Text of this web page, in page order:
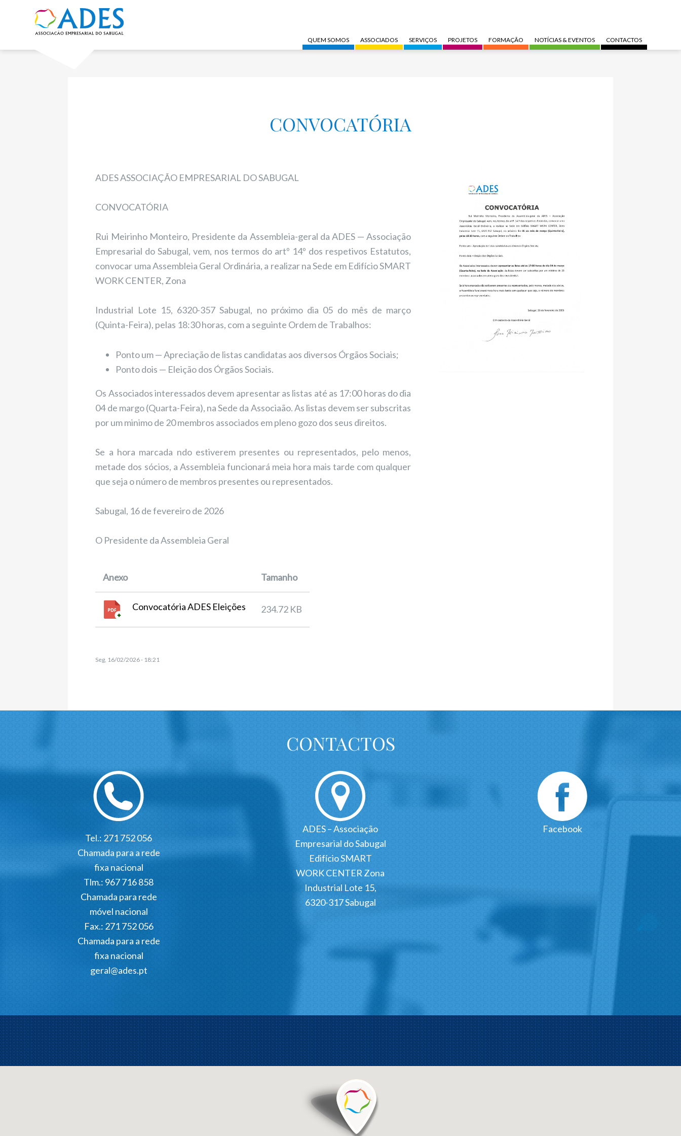
Navigation
QUEM SOMOS ASSOCIADOS SERVIÇOS PROJETOS FORMAÇÃO NOTÍCIAS & EVENTOS CONTACTOS
CONVOCATÓRIA
ADES ASSOCIAÇÃO EMPRESARIAL DO SABUGAL
CONVOCATÓRIA
Rui Meirinho Monteiro, Presidente da Assembleia-geral da ADES — Associação
Empresarial do Sabugal, vem, nos termos do artº 14º dos respetivos Estatutos,
convocar uma Assembleia Geral Ordinária, a realizar na Sede em Edifício SMART
WORK CENTER, Zona
Industrial Lote 15, 6320-357 Sabugal, no próximo dia 05 do mês de março
(Quinta-Feira), pelas 18:30 horas, com a seguinte Ordem de Trabalhos:
Ponto um — Apreciação de listas candidatas aos diversos Órgãos Sociais;
Ponto dois — Eleição dos Órgãos Sociais.
Os Associados interessados devem apresentar as listas até as 17:00 horas do dia
04 de margo (Quarta-Feira), na Sede da Associaão. As listas devem ser subscritas
por um minimo de 20 membros associados em pleno gozo dos seus direitos.
Se a hora marcada ndo estiverem presentes ou representados, pelo menos,
metade dos sócios, a Assembleia funcionará meia hora mais tarde com qualquer
que seja o número de membros presentes ou representados.
Sabugal, 16 de fevereiro de 2026
O Presidente da Assembleia Geral
Anexo Tamanho
Convocatória ADES Eleições 234.72 KB
Seg, 16/02/2026 - 18:21
CONTACTOS
Tel.: 271 752 056
Chamada para a rede
fixa nacional
Tlm.: 967 716 858
Chamada para rede
móvel nacional
Fax.: 271 752 056
Chamada para a rede
fixa nacional
geral@ades.pt
ADES – Associação
Empresarial do Sabugal
Edifício SMART
WORK CENTER Zona
Industrial Lote 15,
6320-317 Sabugal
Facebook